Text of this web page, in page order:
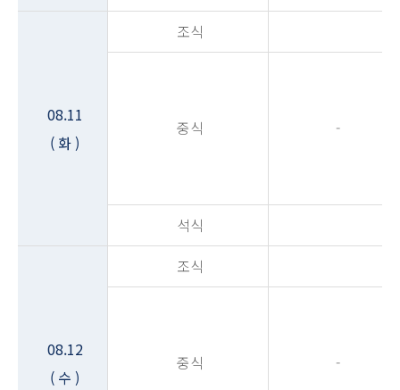
08.11
( 화 )
조식
중식 -
석식
08.12
( 수 )
조식
중식 -